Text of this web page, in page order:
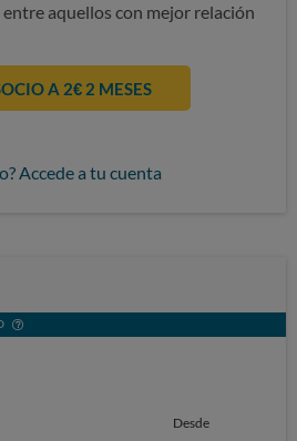
aquellos con mejor relación
A 2€ 2 MESES
Accede a tu cuenta
Desde